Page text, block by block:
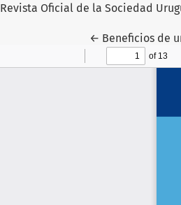
Revista Oficial de la Sociedad
← Volver a los
Beneficios de